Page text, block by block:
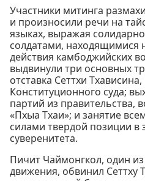
Участники митинга
и произносили речи на
языках, выражая
солдатами, находящимися
действия камбоджийских
выдвинули три основных
отставка Сеттхи
Конституционного суда;
партий из правительства,
«Пхыа Тхаи»; и занятие
силами твердой позиции в
суверенитета.
Пичит Чаймонгкол, один
движения, обвинил Сеттху